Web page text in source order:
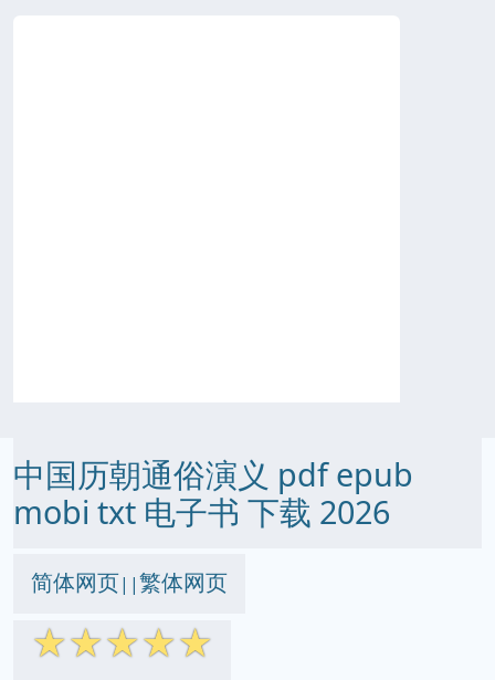
中国历朝通俗演义 pdf epub
mobi txt 电子书 下载 2026
简体网页||繁体网页
☆☆☆☆☆